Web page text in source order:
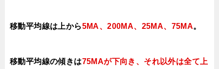
移動平均線は上から5MA、200MA、25MA、75MA。
移動平均線の傾きは75MAが下向き、それ以外は全て上